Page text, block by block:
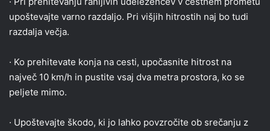
upoštevajte varno razdaljo. Pri višjih hitrostih naj bo tudi
razdalja večja.
· Ko prehitevate konja na cesti, upočasnite hitrost na
največ 10 km/h in pustite vsaj dva metra prostora, ko se
peljete mimo.
· Upoštevajte škodo, ki jo lahko povzročite ob srečanju z